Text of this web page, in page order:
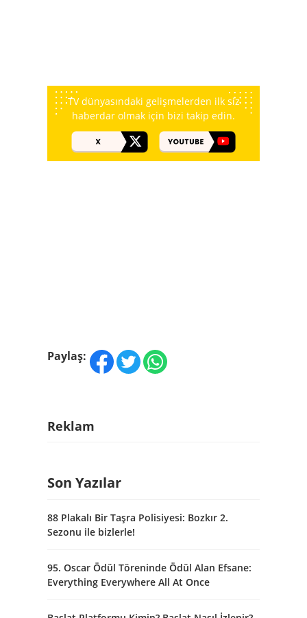
TV dünyasındaki gelişmelerden ilk siz
haberdar olmak için bizi takip edin.
Paylaş:
Reklam
Son Yazılar
88 Plakalı Bir Taşra Polisiyesi: Bozkır 2.
Sezonu ile bizlerle!
95. Oscar Ödül Töreninde Ödül Alan Efsane:
Everything Everywhere All At Once